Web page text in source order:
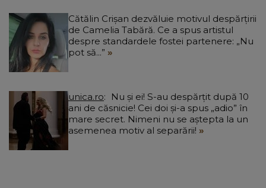
Cătălin Crișan dezvăluie motivul despărțirii
de Camelia Tabără. Ce a spus artistul
despre standardele fostei partenere: „Nu
pot să...”
unica.ro
ani de căsnicie! Cei doi și-a spus „adio” în
mare secret. Nimeni nu se aștepta la un
asemenea motiv al separării!